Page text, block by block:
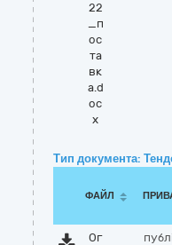
22
_п
ос
та
вк
а.d
oc
x
Тип документа:
ФАЙЛ
Ог